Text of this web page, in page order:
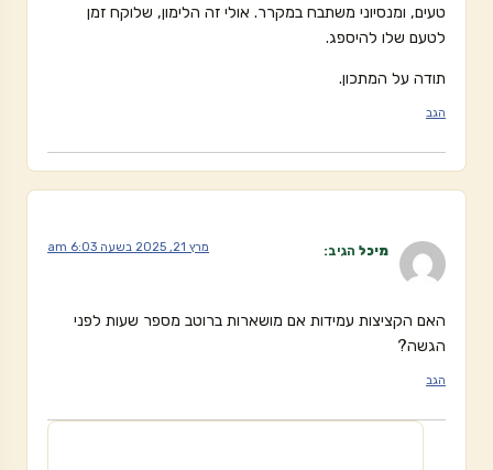
טעים, ומנסיוני משתבח במקרר. אולי זה הלימון, שלוקח זמן
לטעם שלו להיספג.
תודה על המתכון.
הגב
מיכל הגיב: מרץ 21, 2025 בשעה 6:03 am
האם הקציצות עמידות אם מושארות ברוטב מספר שעות לפני
הגשה?
הגב